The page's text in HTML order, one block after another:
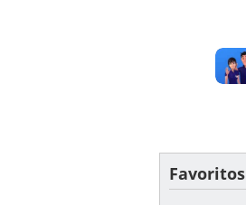
Favoritos